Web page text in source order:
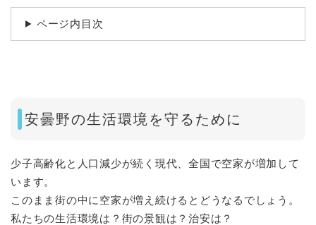
ページ内目次
安曇野の生活環境を守るために
少子高齢化と人口減少が続く現代、全国で空家が増加して
います。
このまま街の中に空家が増え続けるとどうなるでしょう。
私たちの生活環境は？街の景観は？治安は？